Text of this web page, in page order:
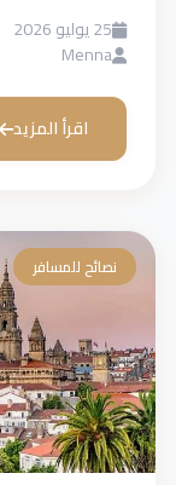
25 يوليو 2026
Menna
اقرأ المزيد
نصائح للمسافر